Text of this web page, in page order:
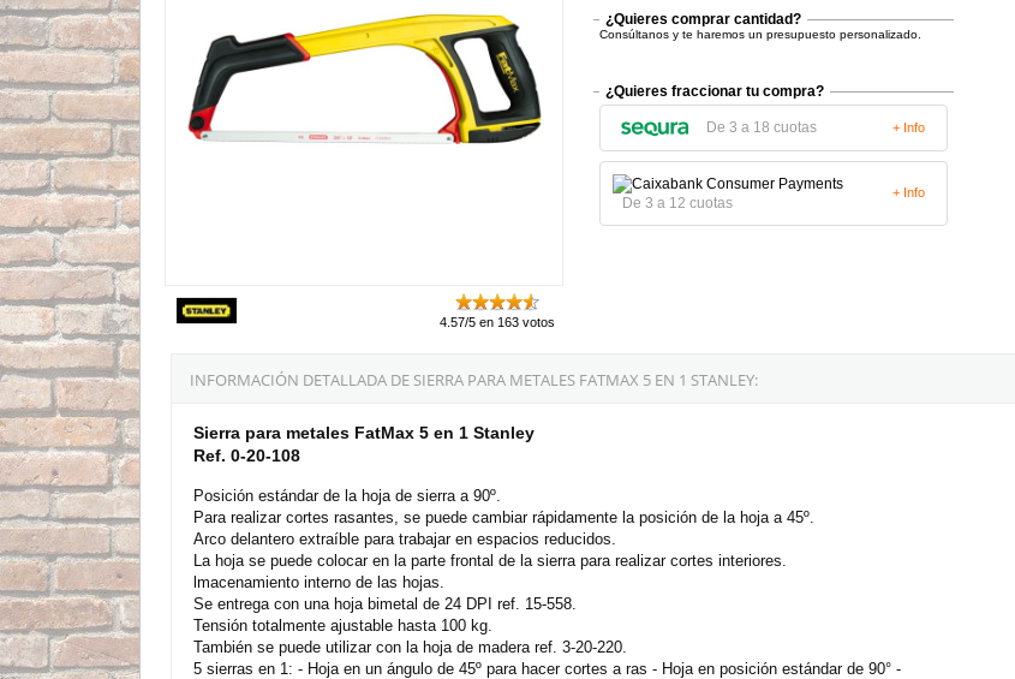
4.57/5 en 163 votos
¿Quieres comprar cantidad?
Consúltanos y te haremos un presupuesto personalizado.
¿Quieres fraccionar tu compra?
De 3 a 18 cuotas + Info
De 3 a 12 cuotas
+ Info
INFORMACIÓN DETALLADA DE SIERRA PARA METALES FATMAX 5 EN 1 STANLEY:
Sierra para metales FatMax 5 en 1 Stanley
Ref. 0-20-108
Posición estándar de la hoja de sierra a 90º.
Para realizar cortes rasantes, se puede cambiar rápidamente la posición de la hoja a 45º.
Arco delantero extraíble para trabajar en espacios reducidos.
La hoja se puede colocar en la parte frontal de la sierra para realizar cortes interiores.
lmacenamiento interno de las hojas.
Se entrega con una hoja bimetal de 24 DPI ref. 15-558.
Tensión totalmente ajustable hasta 100 kg.
También se puede utilizar con la hoja de madera ref. 3-20-220.
5 sierras en 1: - Hoja en un ángulo de 45º para hacer cortes a ras - Hoja en posición estándar de 90° -